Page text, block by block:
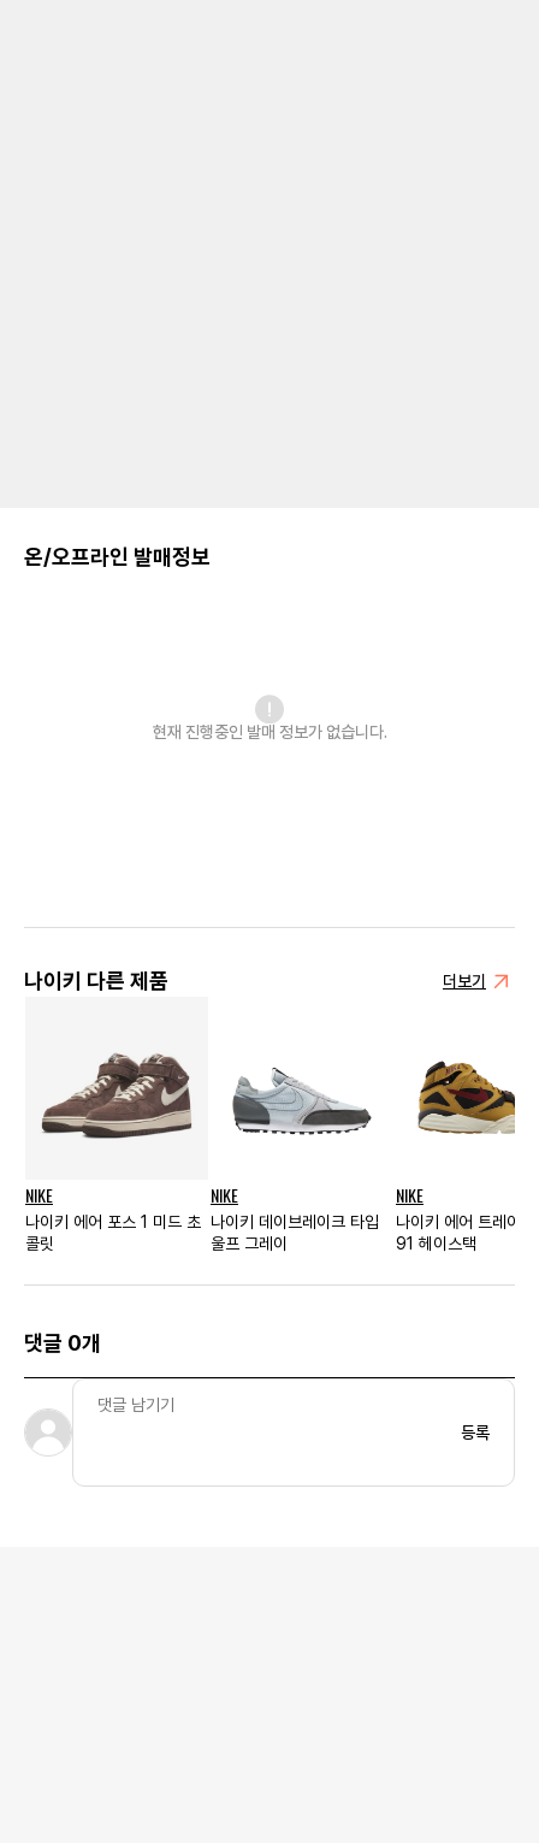
온/오프라인 발매정보
현재 진행중인 발매 정보가 없습니다.
나이키 다른 제품 더보기
NIKE
나이키 에어 포스 1 미드 초
콜릿
NIKE
나이키 데이브레이크 타입
울프 그레이
NIKE
나이키 에어 트레이
91 헤이스택
댓글 0개
등록